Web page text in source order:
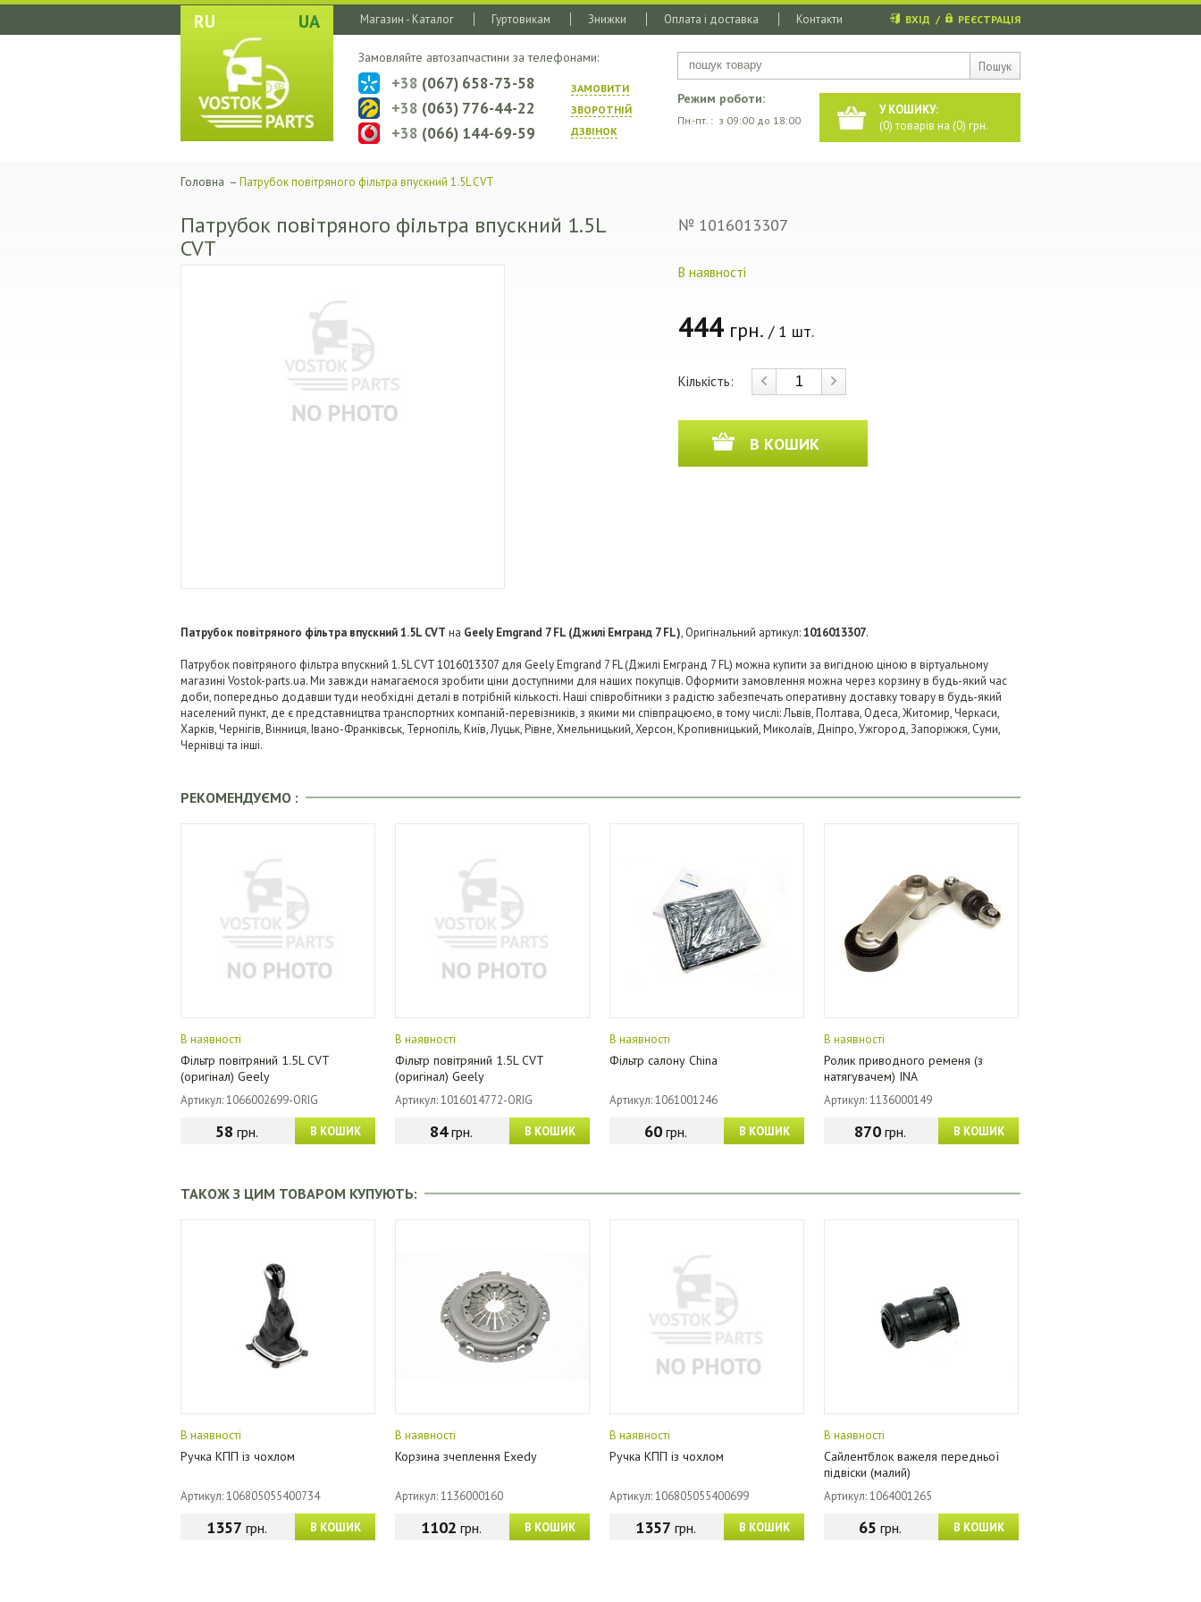
RU UA
Пошук
Магазин - Каталог Гуртовикам Знижки Оплата і доставка Контакти ВХІД / РЕЄСТРАЦІЯ
У КОШИКУ:
(0) товарів на (0) грн.
Режим роботи:
Пн.-пт. : з 09:00 до 18:00
Замовляйте автозапчастини за телефонами:
ЗАМОВИТИ
ЗВОРОТНIЙ
ДЗВIНОК
+38 (067) 658-73-58
+38 (063) 776-44-22
+38 (066) 144-69-59
Головна – Патрубок повітряного фільтра впускний 1.5L CVT
Патрубок повітряного фільтра впускний 1.5L
CVT
№ 1016013307
В наявності
444 грн. / 1 шт.
Кількість:
В КОШИК
Патрубок повітряного фільтра впускний 1.5L CVT на Geely Emgrand 7 FL (Джилі Емгранд 7 FL), Оригінальний артикул:1016013307.
Патрубок повітряного фільтра впускний 1.5L CVT 1016013307 для Geely Emgrand 7 FL (Джилі Емгранд 7 FL) можна купити за вигідною ціною в віртуальному
магазині Vostok-parts.ua. Ми завжди намагаємося зробити ціни доступними для наших покупців. Оформити замовлення можна через корзину в будь-який час
доби, попередньо додавши туди необхідні деталі в потрібній кількості. Наші співробітники з радістю забезпечать оперативну доставку товару в будь-який
населений пункт, де є представництва транспортних компаній-перевізників, з якими ми співпрацюємо, в тому числі: Львів, Полтава, Одеса, Житомир, Черкаси,
Харків, Чернігів, Вінниця, Івано-Франківськ, Тернопіль, Київ, Луцьк, Рівне, Хмельницький, Херсон, Кропивницький, Миколаїв, Дніпро, Ужгород, Запоріжжя, Суми,
Чернівці та інші.
РЕКОМЕНДУЄМО :
В наявності
Фільтр повітряний 1.5L CVT
(оригінал) Geely
Артикул: 1066002699-ORIG
В КОШИК
58 грн.
В наявності
Фільтр повітряний 1.5L CVT
(оригінал) Geely
Артикул: 1016014772-ORIG
В КОШИК
84грн.
В наявності
Фільтр салону China
Артикул: 1061001246
В КОШИК
60грн.
В наявності
Ролик приводного ременя (з
натягувачем) INA
Артикул: 1136000149
В КОШИК
870грн.
ТАКОЖ З ЦИМ ТОВАРОМ КУПУЮТЬ:
В наявності
Ручка КПП із чохлом
Артикул: 106805055400734
В КОШИК
1357 грн.
В наявності
Корзина зчеплення Exedy
Артикул: 1136000160
В КОШИК
1102 грн.
В наявності
Ручка КПП із чохлом
Артикул: 106805055400699
В КОШИК
1357 грн.
В наявності
Сайлентблок важеля передньої
підвіски (малий)
Артикул: 1064001265
В КОШИК
65 грн.